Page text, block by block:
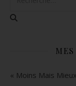
« Moins Mais